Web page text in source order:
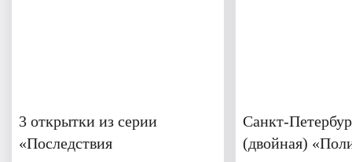
3 открытки из серии
«Последствия
Санкт-
(двойная)